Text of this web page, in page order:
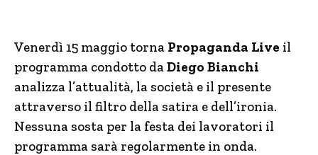
Venerdì 15 maggio torna Propaganda Live il
programma condotto daDiego Bianchi
analizza l’attualità, la società e il presente
attraverso il filtro della satira e dell’ironia.
Nessuna sosta per la festa dei lavoratori il
programma sarà regolarmente in onda.